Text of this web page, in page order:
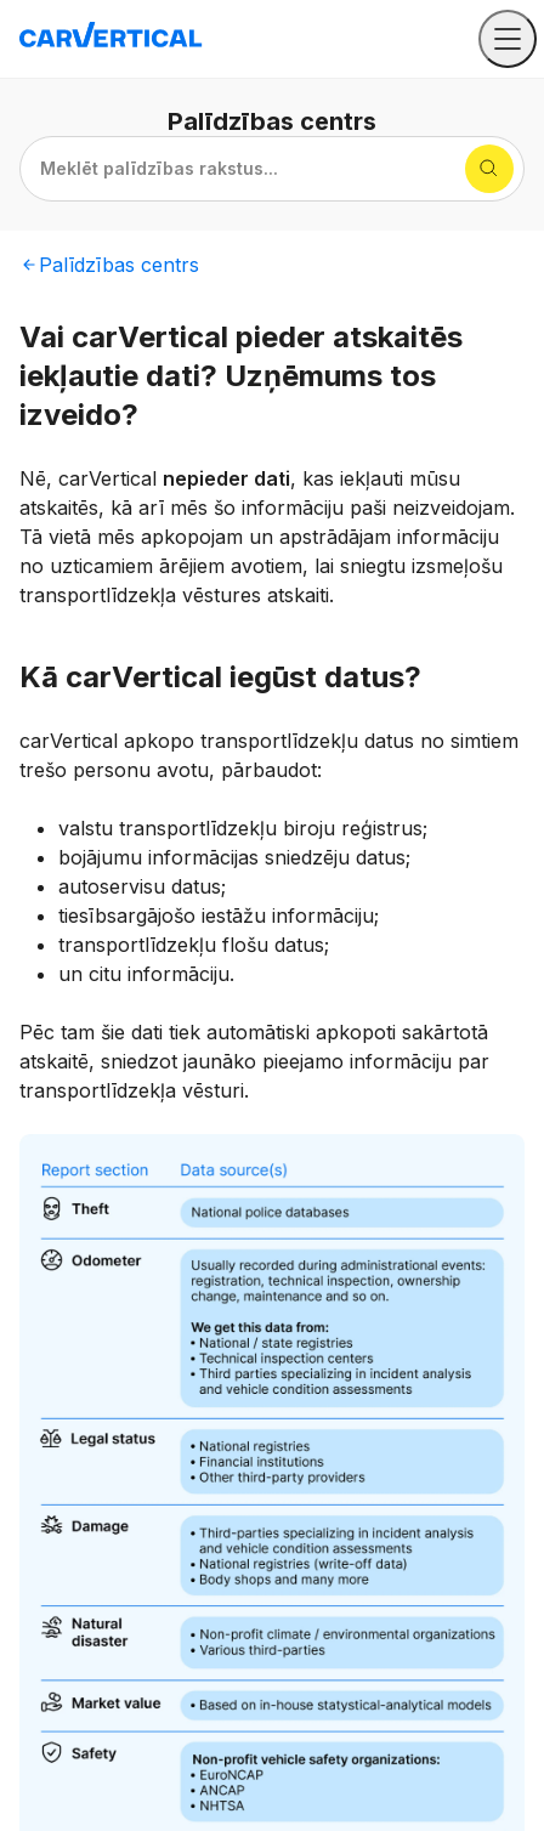
Palīdzības centrs
Meklēt palīdzības rakstus...
Palīdzības centrs
Vai carVertical pieder atskaitēs
iekļautie dati? Uzņēmums tos
izveido?
Nē, carVertical nepieder dati, kas iekļauti mūsu
atskaitēs, kā arī mēs šo informāciju paši neizveidojam.
Tā vietā mēs apkopojam un apstrādājam informāciju
no uzticamiem ārējiem avotiem, lai sniegtu izsmeļošu
transportlīdzekļa vēstures atskaiti.
Kā carVertical iegūst datus?
carVertical apkopo transportlīdzekļu datus no simtiem
trešo personu avotu, pārbaudot:
valstu transportlīdzekļu biroju reģistrus;
bojājumu informācijas sniedzēju datus;
autoservisu datus;
tiesībsargājošo iestāžu informāciju;
transportlīdzekļu flošu datus;
un citu informāciju.
Pēc tam šie dati tiek automātiski apkopoti sakārtotā
atskaitē, sniedzot jaunāko pieejamo informāciju par
transportlīdzekļa vēsturi.